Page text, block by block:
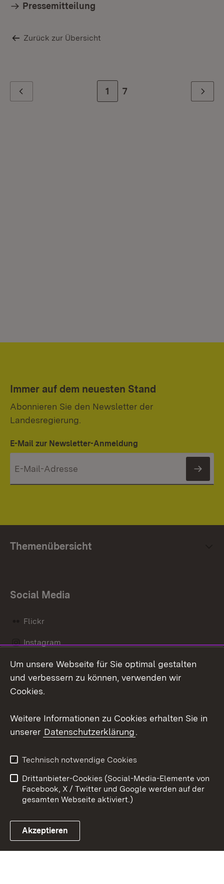
Pressemitteilung
Zurück zur Übersicht
Zur Seite
1 Zur letzten Seite
7 Weiter
Immer auf dem neuesten Stand
Abonnieren Sie den Newsletter der
Landesregierung.
E-Mail zur Newsletter-Anmeldung
Themenübersicht
Social Media
Flickr
Instagram
Social Wall
Link zum Landesportal
Barrierefreiheit
Benutzungshinweise
Impressum
Cookies
Um unsere Webseite für Sie optimal gestalten
und verbessern zu können, verwenden wir
Cookies.
Weitere Informationen zu Cookies erhalten Sie in
unserer Datenschutzerklärung.
Technisch notwendige Cookies
Drittanbieter-Cookies (Social-Media-Elemente von
Facebook, X / Twitter und Google werden auf der
gesamten Webseite aktiviert.)
Akzeptieren